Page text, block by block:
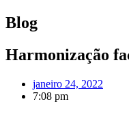
Blog
Harmonização
janeiro 24, 2022
7:08 pm